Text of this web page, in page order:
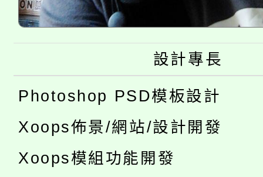
設計專長
Photoshop PSD模板設計
Xoops佈景/網站/設計開發
Xoops模組功能開發